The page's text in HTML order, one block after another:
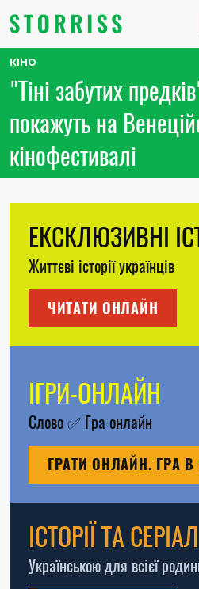
КІНО
"Тіні забутих
покажуть на
кінофестивалі
ЕКСКЛЮЗИВНІ
Життєві історії українців
ЧИТАТИ ОНЛАЙН
ІГРИ-ОНЛАЙН
Слово✅ Гра онлайн
ГРАТИ ОНЛАЙН. ГРА
ІСТОРІЇ ТА
Українською для всієї